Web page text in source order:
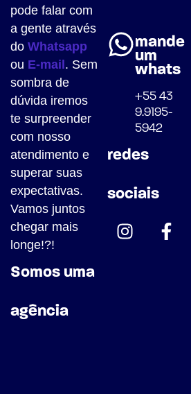
pode falar com
a gente através
do Whatsapp
ou E-mail . Sem
sombra de
dúvida iremos
te surpreender
com nosso
atendimento e
superar suas
expectativas.
Vamos juntos
chegar mais
longe!?!
Somos uma
agência
mande
um
whats
+55 43
9.9195-
5942
redes
sociais